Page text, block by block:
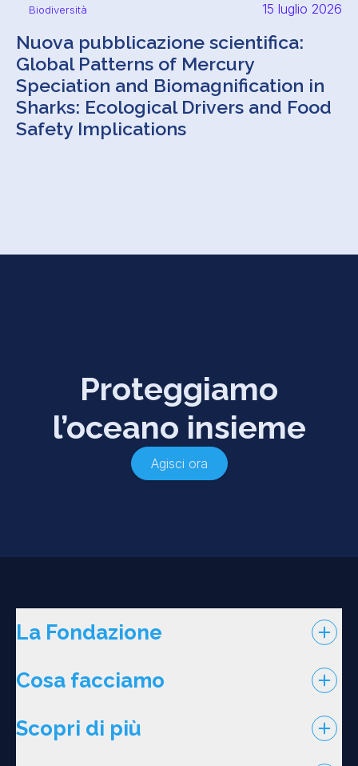
Biodiversità 15 luglio 2026
Nuova pubblicazione scientifica:
Global Patterns of Mercury
Speciation and Biomagnification in
Sharks: Ecological Drivers and Food
Safety Implications
Proteggiamo
l’oceano insieme
Agisci ora
La Fondazione
Cosa facciamo
Scopri di più